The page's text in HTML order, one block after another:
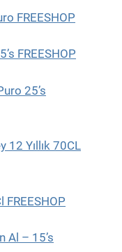
FREESHOP
FREESHOP
25’s
12 Yıllık 70CL
Al – 15’s